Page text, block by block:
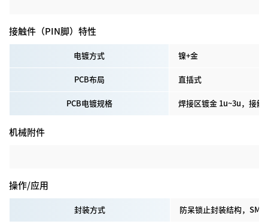
接触件（PIN脚）特性
电镀方式 镍+金
PCB布局 直插式
PCB电镀规格 焊接区镀金 1u~3u，接触
机械附件
操作/应用
封装方式 防呆锁止封装结构，